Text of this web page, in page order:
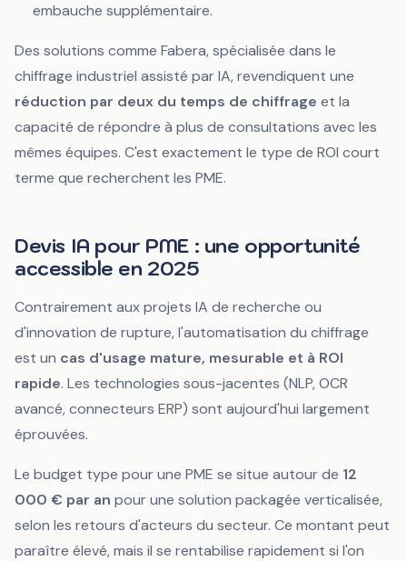
embauche supplémentaire.
Des solutions comme Fabera, spécialisée dans le
chiffrage industriel assisté par IA, revendiquent une
réduction par deux du temps de chiffrage et la
capacité de répondre à plus de consultations avec les
mêmes équipes. C'est exactement le type de ROI court
terme que recherchent les PME.
Devis IA pour PME : une opportunité
accessible en 2025
Contrairement aux projets IA de recherche ou
d'innovation de rupture, l'automatisation du chiffrage
est un cas d'usage mature, mesurable et à ROI
rapide. Les technologies sous-jacentes (NLP, OCR
avancé, connecteurs ERP) sont aujourd'hui largement
éprouvées.
Le budget type pour une PME se situe autour de 12
000 € par an pour une solution packagée verticalisée,
selon les retours d'acteurs du secteur. Ce montant peut
paraître élevé, mais il se rentabilise rapidement si l'on